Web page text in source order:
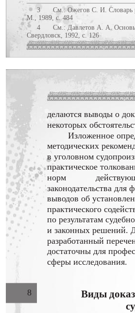
3
См.: Ожегов С. И. Словарь
М., 1989, с. 484
4
См.: Давлетов А. А. Основы
Свердловск, 1992, с. 126
8
делаются выводы о
некоторых
Изложенное
методических
в уголовном
практическое
норм
законодательства для
выводов об
практического
по результатам
и законных решений.
разработанный
достаточны для
сферы исследования.
Виды